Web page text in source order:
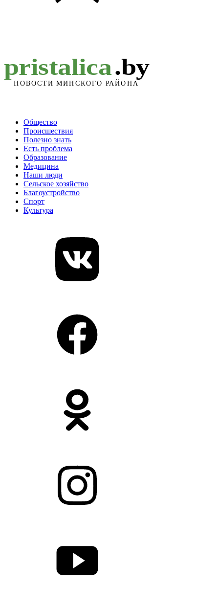
Общество
Происшествия
Полезно знать
Есть проблема
Образование
Медицина
Наши люди
Сельское хозяйство
Благоустройство
Спорт
Культура